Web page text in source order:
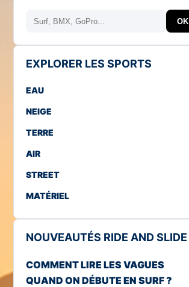
Rechercher OK
EXPLORER LES SPORTS
EAU
NEIGE
TERRE
AIR
STREET
MATÉRIEL
NOUVEAUTÉS RIDE AND SLIDE
COMMENT LIRE LES VAGUES
QUAND ON DÉBUTE EN SURF ?